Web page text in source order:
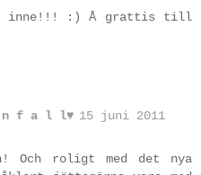
inne!!! :) Å grattis till
n f a l l♥ 15 juni 2011
Och roligt med det nya